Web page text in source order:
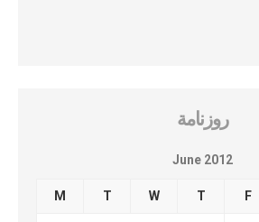
روزنامة
June 2012
M T W T F